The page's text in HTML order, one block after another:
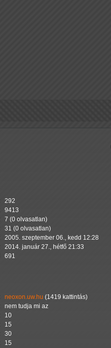
292
9413
7 (0 olvasatlan)
31 (0 olvasatlan)
2005. szeptember 06., kedd 12:28
2014. január 27., hétfő 21:33
691
neoxon.uw.hu (1419 kattintás)
nem tudja mi az
10
15
30
15